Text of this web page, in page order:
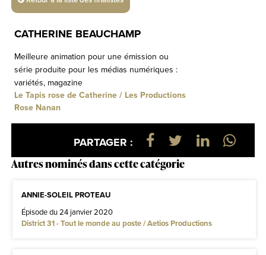
CATHERINE BEAUCHAMP
Meilleure animation pour une émission ou
série produite pour les médias numériques :
variétés, magazine
Le Tapis rose de Catherine / Les Productions
Rose Nanan
PARTAGER :
Autres nominés dans cette catégorie
ANNIE-SOLEIL PROTEAU
Épisode du 24 janvier 2020
District 31 - Tout le monde au poste / Aetios Productions